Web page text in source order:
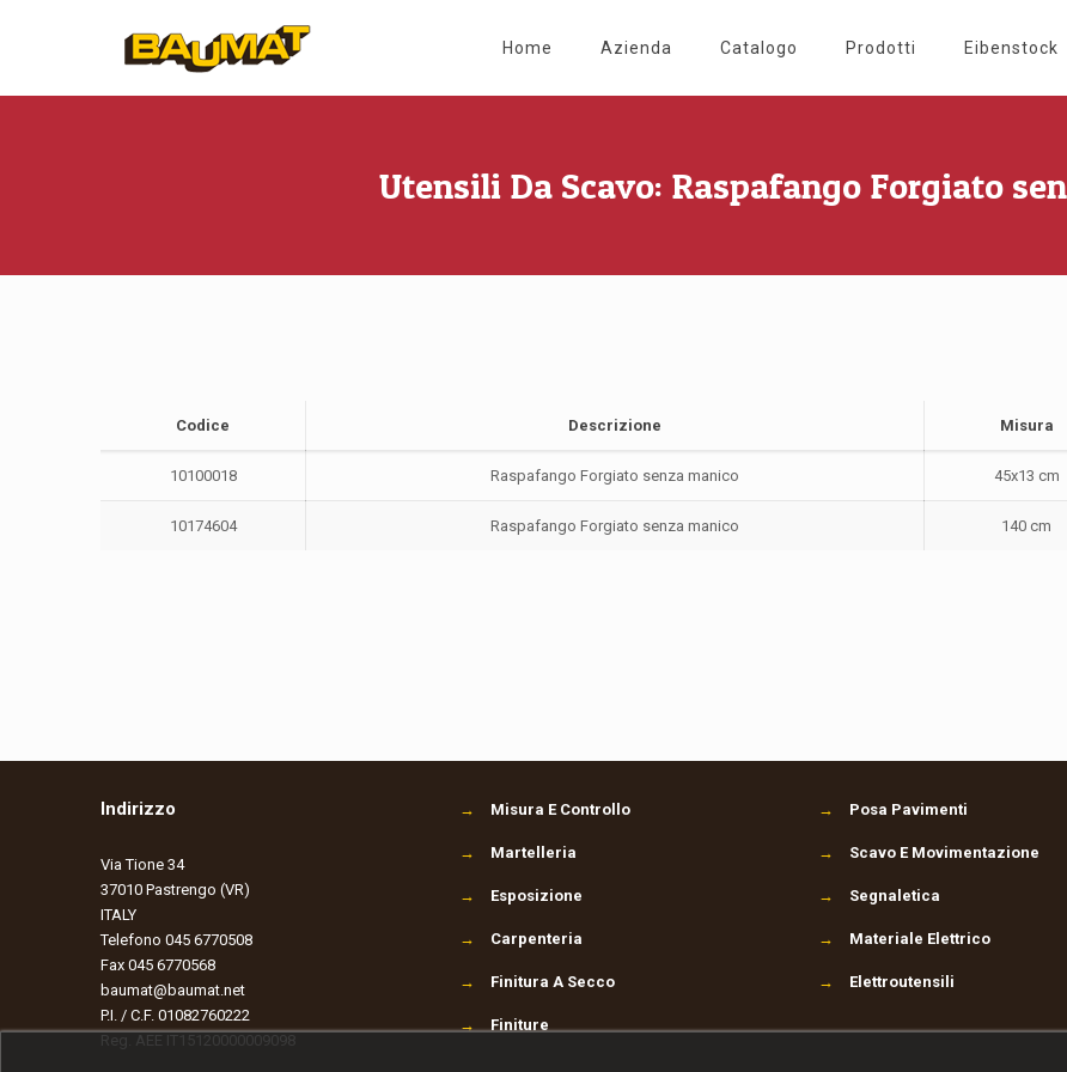
Home Azienda Catalogo Prodotti Eibenstock
Utensili Da Scavo: Raspafango Forgiato
Codice Descrizione Misura
10100018 Raspafango Forgiato senza manico 45x13 cm
10174604 Raspafango Forgiato senza manico 140 cm
Indirizzo
Via Tione 34
37010 Pastrengo (VR)
ITALY
Telefono 045 6770508
Fax 045 6770568
baumat@baumat.net
P.I. / C.F. 01082760222
Reg. AEE IT15120000009098
→ Misura E Controllo
→ Martelleria
→ Esposizione
→ Carpenteria
→ Finitura A Secco
→ Finiture
→ Posa Pavimenti
→ Scavo E Movimentazione
→ Segnaletica
→ Materiale Elettrico
→ Elettroutensili